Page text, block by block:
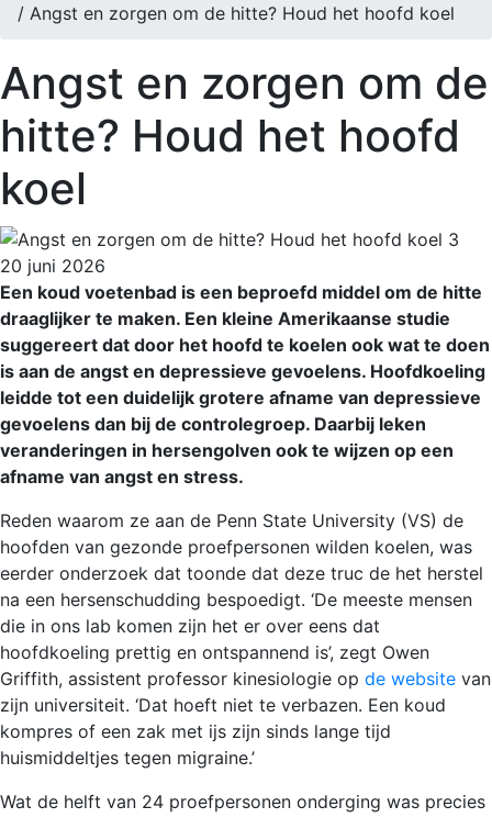
/ Angst en zorgen om de hitte? Houd het hoofd koel
Angst en zorgen om de
hitte? Houd het hoofd
koel
20 juni 2026
Een koud voetenbad is een beproefd middel om de hitte
draaglijker te maken. Een kleine Amerikaanse studie
suggereert dat door het hoofd te koelen ook wat te doen
is aan de angst en depressieve gevoelens. Hoofdkoeling
leidde tot een duidelijk grotere afname van depressieve
gevoelens dan bij de controlegroep. Daarbij leken
veranderingen in hersengolven ook te wijzen op een
afname van angst en stress.
Reden waarom ze aan de Penn State University (VS) de
hoofden van gezonde proefpersonen wilden koelen, was
eerder onderzoek dat toonde dat deze truc de het herstel
na een hersenschudding bespoedigt. ‘De meeste mensen
die in ons lab komen zijn het er over eens dat
hoofdkoeling prettig en ontspannend is’, zegt Owen
Griffith, assistent professor kinesiologie op de website van
zijn universiteit. ‘Dat hoeft niet te verbazen. Een koud
kompres of een zak met ijs zijn sinds lange tijd
huismiddeltjes tegen migraine.’
Wat de helft van 24 proefpersonen onderging was precies